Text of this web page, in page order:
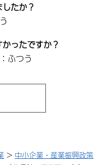
たか？
ったですか？
ふつう
> 中小企業・産業振興政策